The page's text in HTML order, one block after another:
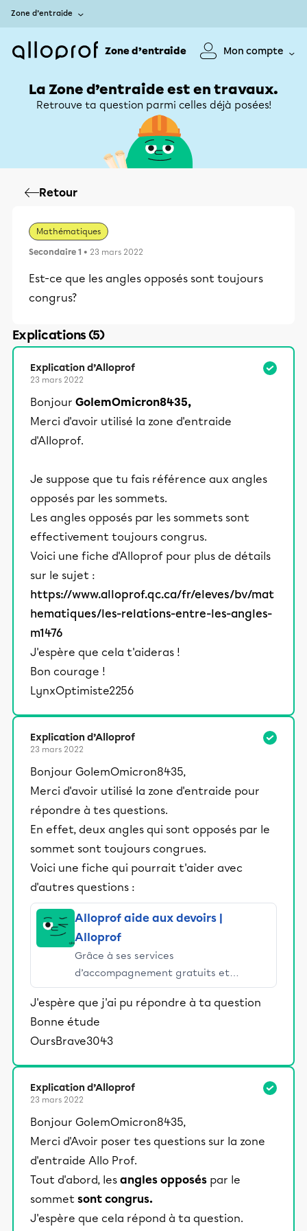
Zone d’entraide
Zone d’entraide Mon compte
La Zone d’entraide est en travaux.
Retrouve ta question parmi celles déjà posées!
Retour
Mathématiques
Secondaire 1 • 23 mars 2022
Est-ce que les angles opposés sont toujours
congrus?
Explications (5)
Explication d’Alloprof
23 mars 2022
Bonjour GolemOmicron8435,
Merci d'avoir utilisé la zone d'entraide
d'Alloprof.
Je suppose que tu fais référence aux angles
opposés par les sommets.
Les angles opposés par les sommets sont
effectivement toujours congrus.
Voici une fiche d'Alloprof pour plus de détails
sur le sujet :
https://www.alloprof.qc.ca/fr/eleves/bv/mat
hematiques/les-relations-entre-les-angles-
m1476
J'espère que cela t'aideras !
Bon courage !
LynxOptimiste2256
Explication d’Alloprof
23 mars 2022
Bonjour GolemOmicron8435,
Merci d'avoir utilisé la zone d'entraide pour
répondre à tes questions.
En effet, deux angles qui sont opposés par le
sommet sont toujours congrues.
Voici une fiche qui pourrait t'aider avec
d'autres questions :
Alloprof aide aux devoirs |
Alloprof
Grâce à ses services
d’accompagnement gratuits et
stimulants, Alloprof engage les élèves
et leurs parents dans la réussite
éducative.
J'espère que j'ai pu répondre à ta question
Bonne étude
OursBrave3043
Explication d’Alloprof
23 mars 2022
Bonjour GolemOmicron8435,
Merci d'Avoir poser tes questions sur la zone
d'entraide Allo Prof.
Tout d'abord, les angles opposés par le
sommet sont congrus.
J'espère que cela répond à ta question.